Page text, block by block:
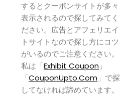
するとクーポンサイトが多々
表示されるので探してみてく
ださい。広告とアフェリエイ
トサイトなので探し方にコツ
がいるのでご注意ください。
私は「Exhibit Coupon 」
「CouponUpto.Com 」で探
してなければ諦めています。